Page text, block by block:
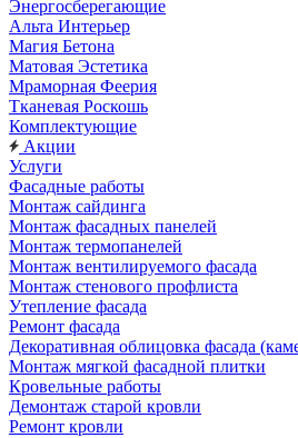
Энергосберегающие
Альта Интерьер
Магия Бетона
Матовая Эстетика
Мраморная Феерия
Тканевая Роскошь
Комплектующие
Акции
Услуги
Фасадные работы
Монтаж сайдинга
Монтаж фасадных панелей
Монтаж термопанелей
Монтаж вентилируемого фасада
Монтаж стенового профлиста
Утепление фасада
Ремонт фасада
Декоративная облицовка фасада
Монтаж мягкой фасадной плитки
Кровельные работы
Демонтаж старой кровли
Ремонт кровли